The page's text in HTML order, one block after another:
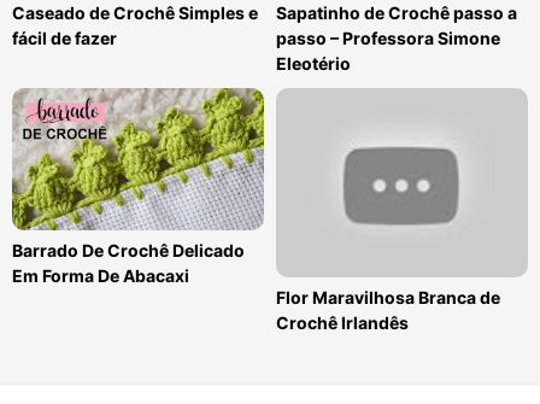
Caseado de Crochê Simples e
fácil de fazer
Sapatinho de Crochê passo a
passo – Professora Simone
Eleotério
Barrado De Crochê Delicado
Em Forma De Abacaxi
Flor Maravilhosa Branca de
Crochê Irlandês